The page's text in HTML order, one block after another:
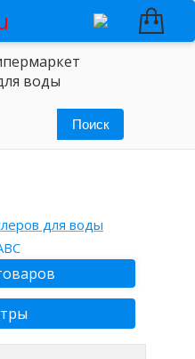
воды
для воды